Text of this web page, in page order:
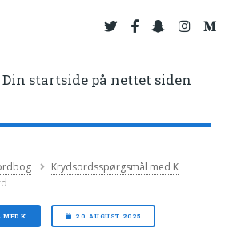
Din startside på nettet siden
Krydsordsspørgsmål med K
MED K 20. AUGUST 2025